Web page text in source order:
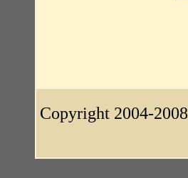
Copyright 2004-2008